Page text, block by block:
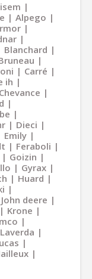
Alpego
Blanchard
Carré
ih
Chevance
Dieci
Emily
Feraboli
Goizin
Gyrax
Huard
John deere
Krone
Laverda